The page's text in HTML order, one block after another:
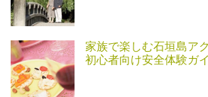
家族で楽しむ石垣島ア
初心者向け安全体験ガ